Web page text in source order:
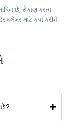
છે, રોકાણ કરતા
માટે કૃપા કરીને